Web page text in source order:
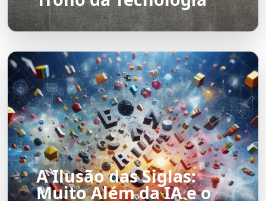
A Ilusão das Siglas:
Muito Além da IA e o